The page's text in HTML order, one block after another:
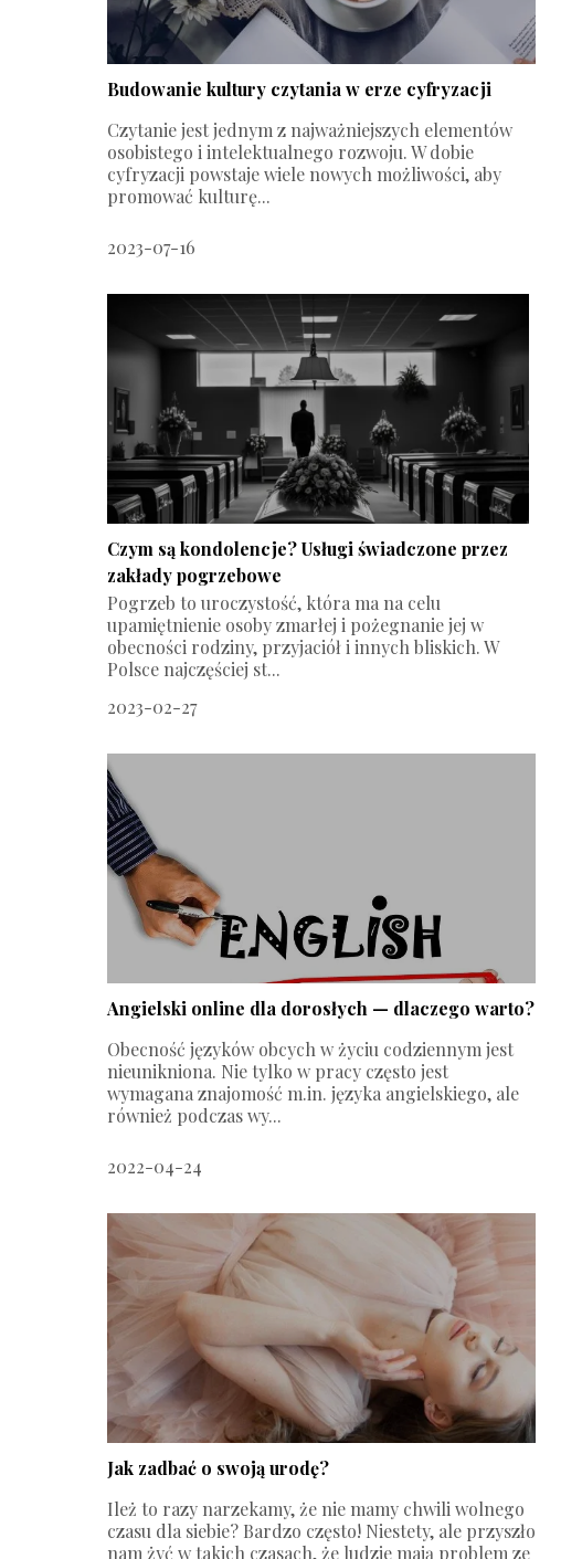
Budowanie kultury czytania w erze cyfryzacji
Czytanie jest jednym z najważniejszych elementów
osobistego i intelektualnego rozwoju. W dobie
cyfryzacji powstaje wiele nowych możliwości, aby
promować kulturę...
2023-07-16
Czym są kondolencje? Usługi świadczone przez
zakłady pogrzebowe
Pogrzeb to uroczystość, która ma na celu
upamiętnienie osoby zmarłej i pożegnanie jej w
obecności rodziny, przyjaciół i innych bliskich. W
Polsce najczęściej st...
2023-02-27
Angielski online dla dorosłych — dlaczego warto?
Obecność języków obcych w życiu codziennym jest
nieunikniona. Nie tylko w pracy często jest
wymagana znajomość m.in. języka angielskiego, ale
również podczas wy...
2022-04-24
Jak zadbać o swoją urodę?
Ileż to razy narzekamy, że nie mamy chwili wolnego
czasu dla siebie? Bardzo często! Niestety, ale przyszło
nam żyć w takich czasach, że ludzie mają problem ze